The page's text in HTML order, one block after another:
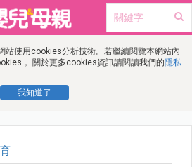
站使用cookies分析技術。若繼續閱覽本網站內
， 關於更多cookies資訊請閱讀我們的隱私
我知道了